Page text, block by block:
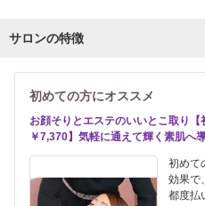
サロンの特徴
初めての方にオススメ
お顔そりとエステのいいとこ取り
￥7,370】気軽に通えて輝く素肌へ
初めて
効果で
都度払